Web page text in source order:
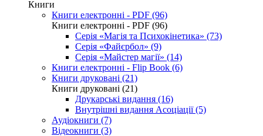
Книги
Книги електронні - PDF (96)
Книги електронні - PDF (96)
Серія «Магія та Психокінетика» (73)
Серія «Файєрбол» (9)
Серія «Майстер магії» (14)
Книги електронні - Flip Book (6)
Книги друковані (21)
Книги друковані (21)
Друкарські видання (16)
Внутрішні видання Асоціації (5)
Аудіокниги (7)
Відеокниги (3)